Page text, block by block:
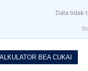
Data tidak
BEA CUKAI